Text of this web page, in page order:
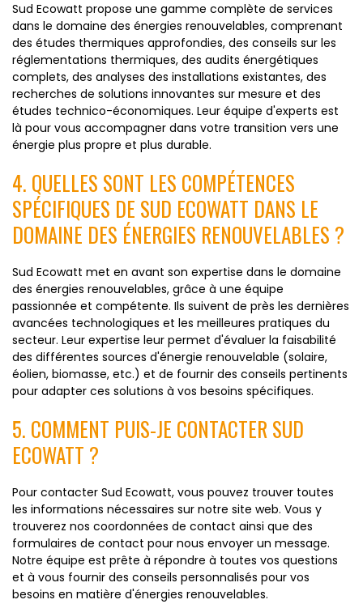
Sud Ecowatt propose une gamme complète de services
dans le domaine des énergies renouvelables, comprenant
des études thermiques approfondies, des conseils sur les
réglementations thermiques, des audits énergétiques
complets, des analyses des installations existantes, des
recherches de solutions innovantes sur mesure et des
études technico-économiques. Leur équipe d'experts est
là pour vous accompagner dans votre transition vers une
énergie plus propre et plus durable.
4. QUELLES SONT LES COMPÉTENCES
SPÉCIFIQUES DE SUD ECOWATT DANS LE
DOMAINE DES ÉNERGIES RENOUVELABLES ?
Sud Ecowatt met en avant son expertise dans le domaine
des énergies renouvelables, grâce à une équipe
passionnée et compétente. Ils suivent de près les dernières
avancées technologiques et les meilleures pratiques du
secteur. Leur expertise leur permet d'évaluer la faisabilité
des différentes sources d'énergie renouvelable (solaire,
éolien, biomasse, etc.) et de fournir des conseils pertinents
pour adapter ces solutions à vos besoins spécifiques.
5. COMMENT PUIS-JE CONTACTER SUD
ECOWATT ?
Pour contacter Sud Ecowatt, vous pouvez trouver toutes
les informations nécessaires sur notre site web. Vous y
trouverez nos coordonnées de contact ainsi que des
formulaires de contact pour nous envoyer un message.
Notre équipe est prête à répondre à toutes vos questions
et à vous fournir des conseils personnalisés pour vos
besoins en matière d'énergies renouvelables.